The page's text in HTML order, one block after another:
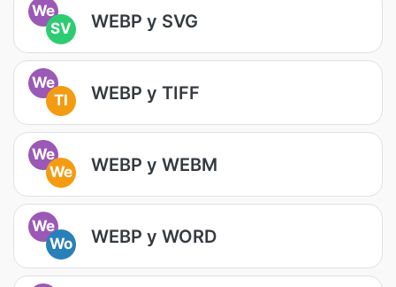
We
SV
WEBP у SVG
We
TI
WEBP у TIFF
We
We
WEBP у WEBM
We
Wo
WEBP у WORD